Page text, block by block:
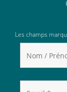
Les champs